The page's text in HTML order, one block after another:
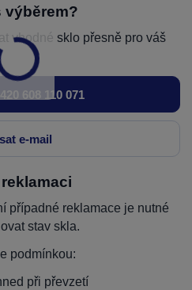
výběrem?
vhodné sklo přesně pro váš
608 110 071
e-mail
případné reklamace je nutné
stav skla.
podmínkou:
při převzetí